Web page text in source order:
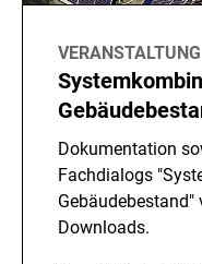
VERANSTALTUNG
Dokumentation
Fachdialogs
Gebäudebestand"
Downloads.